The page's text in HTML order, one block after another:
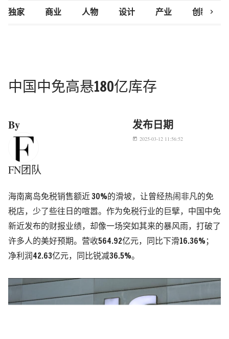
独家 商业 人物 设计 产业 创新研究
chevron_right
中国中免高悬180亿库存
By
FN团队
发布日期
today 2025-03-12 11:56:52
海南离岛免税销售额近 30%的滑坡，让曾经热闹非凡的免
税店，少了些往日的喧嚣。作为免税行业的巨擘，中国中免
新近发布的财报业绩，却像一场突如其来的暴风雨，打破了
许多人的美好预期。营收564.92亿元，同比下滑16.36%；
净利润42.63亿元，同比锐减36.5%。